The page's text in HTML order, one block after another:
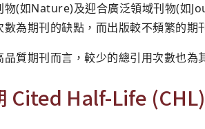
物(如Nature)及迎合廣泛領域刊物(如
為期刊的缺點，而出版較不頻繁的期
質期刊而言，較少的總引用次數也為
Cited Half-Life (CHL)